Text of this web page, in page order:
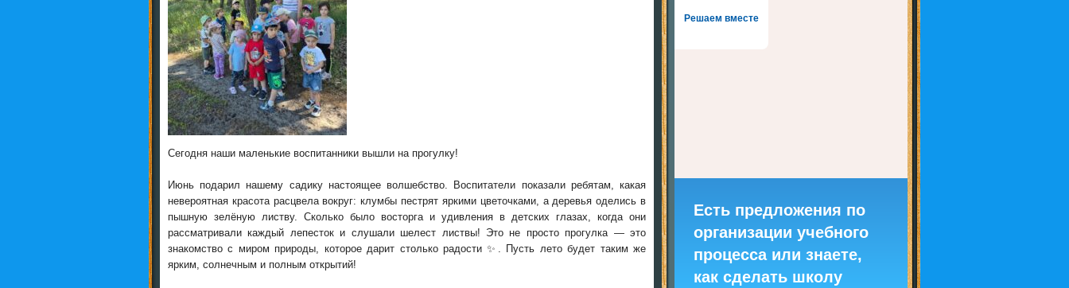
Сегодня наши маленькие воспитанники вышли на прогулку!
Июнь подарил нашему садику настоящее волшебство. Воспитатели показали ребятам, какая
невероятная красота расцвела вокруг: клумбы пестрят яркими цветочками, а деревья оделись в
пышную зелёную листву. Сколько было восторга и удивления в детских глазах, когда они
рассматривали каждый лепесток и слушали шелест листвы! Это не просто прогулка — это
знакомство с миром природы, которое дарит столько радости ✨. Пусть лето будет таким же
ярким, солнечным и полным открытий!
Решаем вместе
Есть предложения по
организации учебного
процесса или знаете,
как сделать школу